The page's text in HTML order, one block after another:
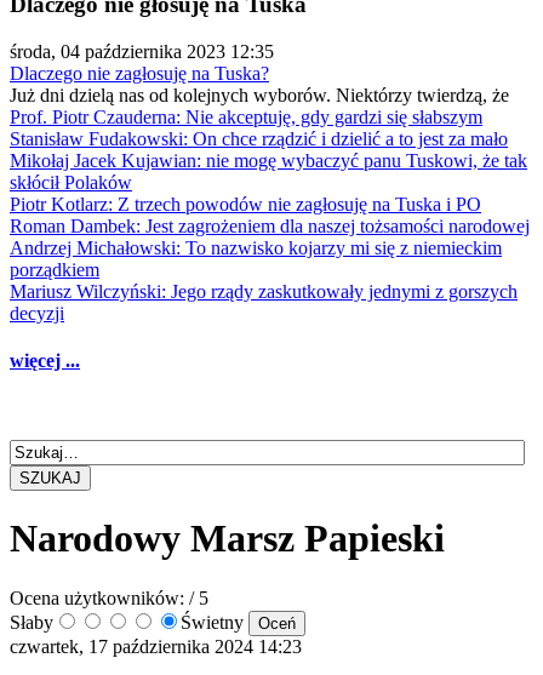
środa, 04 października 2023 12:35
Dlaczego nie zagłosuję na Tuska?
Już dni dzielą nas od kolejnych wyborów. Niektórzy twierdzą, że
Prof. Piotr Czauderna: Nie akceptuję, gdy gardzi się słabszym
Stanisław Fudakowski: On chce rządzić i dzielić a to jest za mało
Mikołaj Jacek Kujawian: nie mogę wybaczyć panu Tuskowi, że tak
skłócił Polaków
Piotr Kotlarz: Z trzech powodów nie zagłosuję na Tuska i PO
Roman Dambek: Jest zagrożeniem dla naszej tożsamości narodowej
Andrzej Michałowski: To nazwisko kojarzy mi się z niemieckim
porządkiem
Mariusz Wilczyński: Jego rządy zaskutkowały jednymi z gorszych
decyzji
więcej ...
SZUKAJ
Narodowy Marsz Papieski
Ocena użytkowników: / 5
Słaby
Świetny
czwartek, 17 października 2024 14:23